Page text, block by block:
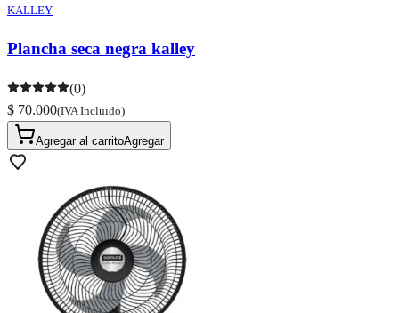
KALLEY
Plancha seca negra kalley
(0)
$ 70.000(IVA Incluido)
Agregar al carritoAgregar